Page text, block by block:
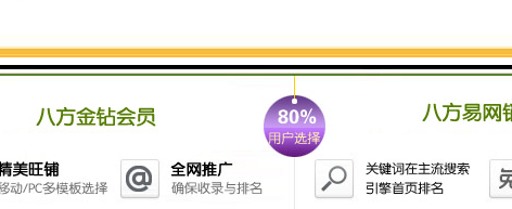
家的角度出发；卖家应该为买家所购买的货物做全方面的考虑，包括运费
量在满足物品安全度和速度的情况下，为买家选择运费低廉的服务；
品运输无需精美的外包装，重要点是安全快速的将售出的商品送达买家手中；
邮政提供的航空小包和EMS快递服务，为大多数中国跨国交易卖家采用的